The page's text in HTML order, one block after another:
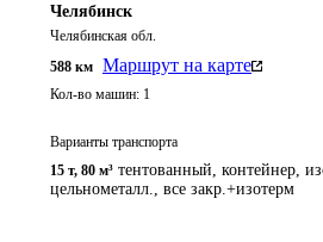
Челябинск
Челябинская обл.
588 км Маршрут на карте
Кол-во машин: 1
Варианты транспорта
15 т, 80 м³ тентованный, контейнер,
цельнометалл., все закр.+изотерм